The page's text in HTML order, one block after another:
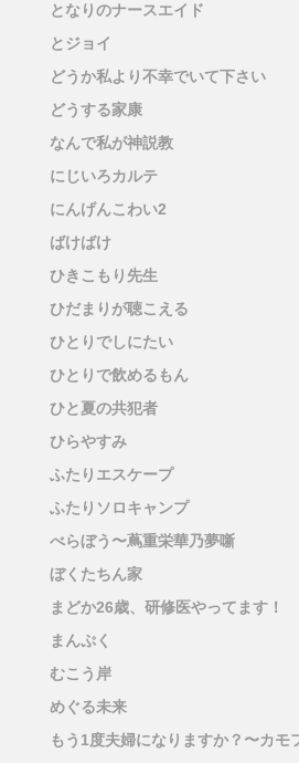
となりのナースエイド
とジョイ
どうか私より不幸でいて下さい
どうする家康
なんで私が神説教
にじいろカルテ
にんげんこわい2
ばけばけ
ひきこもり先生
ひだまりが聴こえる
ひとりでしにたい
ひとりで飲めるもん
ひと夏の共犯者
ひらやすみ
ふたりエスケープ
ふたりソロキャンプ
べらぼう〜蔦重栄華乃夢噺
ぼくたちん家
まどか26歳、研修医やってます！
まんぷく
むこう岸
めぐる未来
もう1度夫婦になりますか？〜カモ